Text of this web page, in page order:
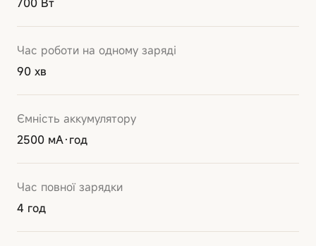
Час роботи на одному заряді
90 хв
Ємність аккумулятору
2500 мА·год
Час повної зарядки
4 год